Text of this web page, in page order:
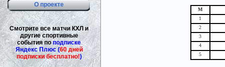
О проекте
Смотрите все матчи КХЛ и
другие спортивные
события поподписке
Яндекс Плюс (60 дней
подписки бесплатно!)
М
1
2
3
4
5